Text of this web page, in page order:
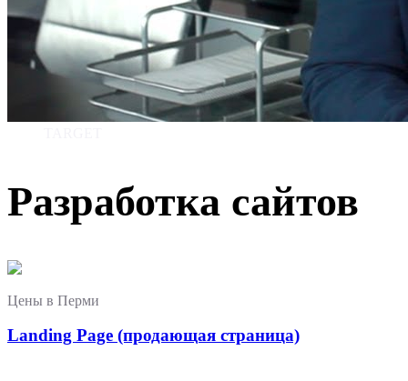
Разработка сайтов
Цены в Перми
Landing Page (продающая страница)